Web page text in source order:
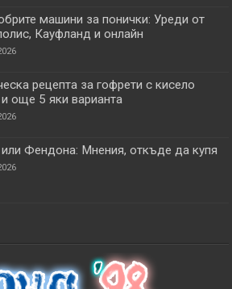
машини за понички: Уреди от
Кауфланд и онлайн
рецепта за гофрети с кисело
още 5 яки варианта
Фендона: Мнения, откъде да купя